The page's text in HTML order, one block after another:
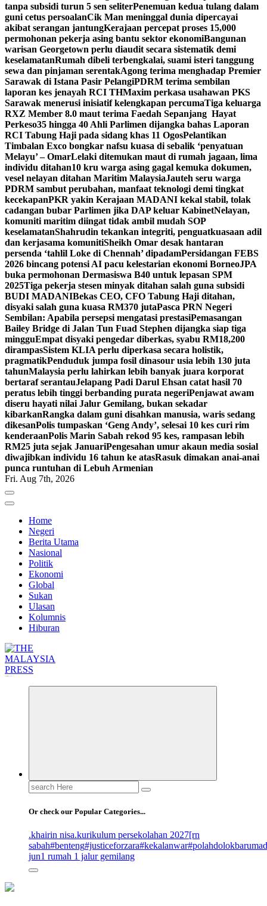
tanpa subsidi turun 5 sen seliterPenemuan kedua tulang dalam
guni cetus persoalanCik Man meninggal dunia dipercayai
akibat serangan jantungKerajaan percepat proses 15,000
permohonan pekerja asing bantu sektor ekonomiBangunan
warisan Georgetown perlu diaudit secara sistematik demi
keselamatanRumah dibeli terbengkalai, suami isteri tanggung
sewa dan pinjaman serentakAgong terima menghadap Premier
Sarawak di Istana Pasir PelangiPDRM terima sembilan
laporan kes jenayah RCI THMaxim perkasa usahawan PKS
Sarawak menerusi inisiatif kelengkapan percumaTiga keluarga
RXZ Member 8.0 maut terima Faedah Sepanjang Hayat
Perkeso35 hingga 40 Ahli Parlimen dijangka bahas Laporan
RCI Tabung Haji pada sidang khas 11 OgosPelantikan
Timbalan Exco bongkar nafsu kuasa di sebalik ‘penyatuan
Melayu’ – OmarLelaki ditemukan maut di rumah jagaan, lima
individu ditahan10 kru warga asing gagal kemuka dokumen,
vesel nelayan ditahan Maritim MalaysiaJauteh seru warga
PDRM sambut perubahan, manfaat teknologi demi tingkat
kecekapanPKR yakin Kerajaan MADANI kekal stabil, tolak
cadangan bubar Parlimen jika DAP keluar KabinetNelayan,
komuniti maritim diingat tidak ambil mudah SOP
keselamatanShahrudin tekankan integriti, penguatkuasaan adil
dan kerjasama komunitiSheikh Omar desak hantaran
persenda ‘tahlil Loke di Chennah’ dipadamPersidangan FEBS
2026 bincang potensi AI pacu kelestarian ekonomi BorneoJPA
buka permohonan Dermasiswa B40 untuk lepasan SPM
2025Tiga pekerja stesen minyak ditahan salah guna subsidi
BUDI MADANIBekas CEO, CFO Tabung Haji ditahan,
disyaki salah guna kuasa RM370 jutaPasca PRN Negeri
Sembilan: Apabila persepsi mengatasi prestasiPemasangan
Bailey Bridge di Jalan Tun Fuad Stephen dijangka siap tiga
mingguEmpat disyaki pengedar diberkas, syabu RM18,200
dirampasSistem KLIA perlu diperkasa secara holistik,
pragmatikPenduduk jumpa fosil dinasour usia lebih 130 juta
tahunMalaysia perlu lahirkan lebih banyak juara korporat
bertaraf serantauJelapang Padi Darul Ehsan catat hasil 70
peratus lebih tinggi berbanding purata negeriPenjawat awam
diseru hayati nilai Jalur Gemilang, bukan sekadar
kibarkanRangka dalam guni disahkan manusia, waris sedang
dikesanPolis tumpaskan ‘Geng Andy’, selesai 10 kes curi rim
kenderaanPolis Marin Sabah rekod 95 kes, rampasan lebih
RM25 juta sejak JanuariPengesahan umur akaun media sosial
diwajibkan individu 16 tahun ke atasRasuk dimakan anai-anai
punca runtuhan di Lebuh Armenian
Fri. Aug 7th, 2026
Home
Negeri
Berita Utama
Nasional
Politik
Ekonomi
Global
Sukan
Ulasan
Kolumnis
Hiburan
Search
for:
Or check our Popular Categories...
.khairin nisa.kurikulum persekolahan 2027[rn
sabah#benteng#justiceforzara#kekalanwar
jun1 rumah 1 jalur gemilang